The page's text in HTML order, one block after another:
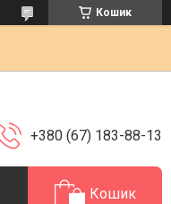
Кошик
+380 (67) 183-88-13
Кошик